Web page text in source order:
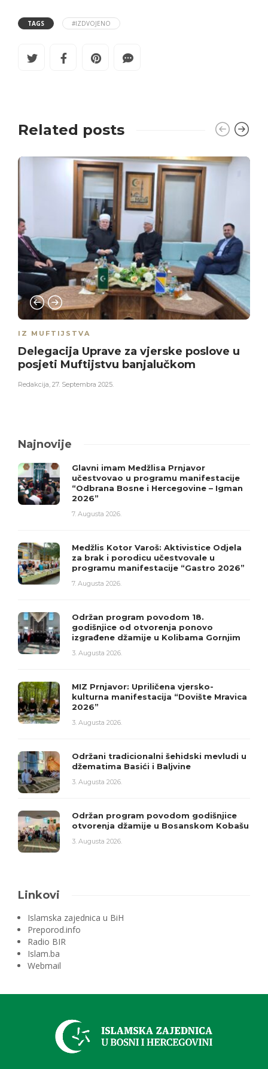
TAGS #IZDVOJENO
Related posts
IZ MUFTIJSTVA
Delegacija Uprave za vjerske poslove u
posjeti Muftijstvu banjalučkom
Redakcija, 27. Septembra 2025.
Najnovije
Glavni imam Medžlisa Prnjavor
učestvovao u programu manifestacije
“Odbrana Bosne i Hercegovine – Igman
2026”
7. Augusta 2026.
Medžlis Kotor Varoš: Aktivistice Odjela
za brak i porodicu učestvovale u
programu manifestacije “Gastro 2026”
7. Augusta 2026.
Održan program povodom 18.
godišnjice od otvorenja ponovo
izgrađene džamije u Kolibama Gornjim
3. Augusta 2026.
MIZ Prnjavor: Upriličena vjersko-
kulturna manifestacija “Dovište Mravica
2026”
3. Augusta 2026.
Održani tradicionalni šehidski mevludi u
džematima Basići i Baljvine
3. Augusta 2026.
Održan program povodom godišnjice
otvorenja džamije u Bosanskom Kobašu
3. Augusta 2026.
Linkovi
Islamska zajednica u BiH
Preporod.info
Radio BIR
Islam.ba
Webmail